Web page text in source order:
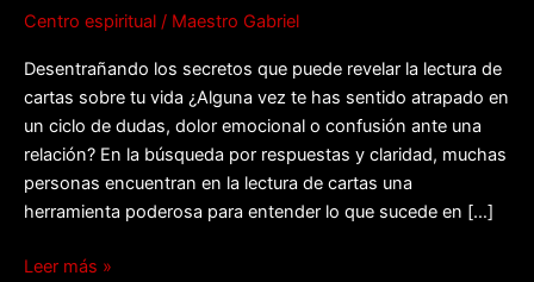
Centro espiritual / Maestro Gabriel
Desentrañando los secretos que puede revelar la lectura de
cartas sobre tu vida ¿Alguna vez te has sentido atrapado en
un ciclo de dudas, dolor emocional o confusión ante una
relación? En la búsqueda por respuestas y claridad, muchas
personas encuentran en la lectura de cartas una
herramienta poderosa para entender lo que sucede en […]
Leer más »